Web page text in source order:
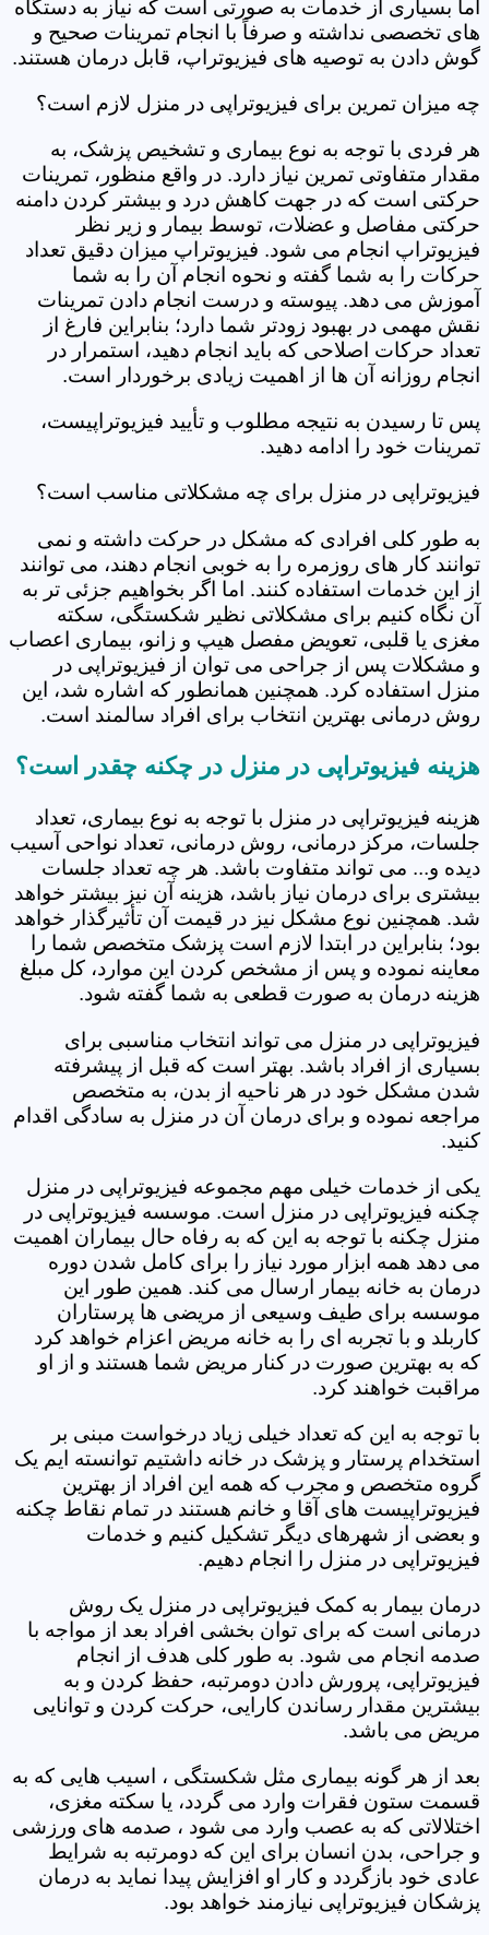
اما بسیاری از خدمات به صورتی است که نیاز به دستگاه
های تخصصی نداشته و صرفاً با انجام تمرینات صحیح و
گوش دادن به توصیه های فیزیوتراپ، قابل درمان هستند.
چه میزان تمرین برای فیزیوتراپی در منزل لازم است؟
هر فردی با توجه به نوع بیماری و تشخیص پزشک، به
مقدار متفاوتی تمرین نیاز دارد. در واقع منظور، تمرینات
حرکتی است که در جهت کاهش درد و بیشتر کردن دامنه
حرکتی مفاصل و عضلات، توسط بیمار و زیر نظر
فیزیوتراپ انجام می شود. فیزیوتراپ میزان دقیق تعداد
حرکات را به شما گفته و نحوه انجام آن را به شما
آموزش می دهد. پیوسته و درست انجام دادن تمرینات
نقش مهمی در بهبود زودتر شما دارد؛ بنابراین فارغ از
تعداد حرکات اصلاحی که باید انجام دهید، استمرار در
انجام روزانه آن ها از اهمیت زیادی برخوردار است.
پس تا رسیدن به نتیجه مطلوب و تأیید فیزیوتراپیست،
تمرینات خود را ادامه دهید.
فیزیوتراپی در منزل برای چه مشکلاتی مناسب است؟
به طور کلی افرادی که مشکل در حرکت داشته و نمی
توانند کار های روزمره را به خوبی انجام دهند، می توانند
از این خدمات استفاده کنند. اما اگر بخواهیم جزئی تر به
آن نگاه کنیم برای مشکلاتی نظیر شکستگی، سکته
مغزی یا قلبی، تعویض مفصل هیپ و زانو، بیماری اعصاب
و مشکلات پس از جراحی می توان از فیزیوتراپی در
منزل استفاده کرد. همچنین همانطور که اشاره شد، این
روش درمانی بهترین انتخاب برای افراد سالمند است.
هزینه فیزیوتراپی در منزل در چکنه چقدر است؟
هزینه فیزیوتراپی در منزل با توجه به نوع بیماری، تعداد
جلسات، مرکز درمانی، روش درمانی، تعداد نواحی آسیب
دیده و... می تواند متفاوت باشد. هر چه تعداد جلسات
بیشتری برای درمان نیاز باشد، هزینه آن نیز بیشتر خواهد
شد. همچنین نوع مشکل نیز در قیمت آن تأثیرگذار خواهد
بود؛ بنابراین در ابتدا لازم است پزشک متخصص شما را
معاینه نموده و پس از مشخص کردن این موارد، کل مبلغ
هزینه درمان به صورت قطعی به شما گفته شود.
فیزیوتراپی در منزل می تواند انتخاب مناسبی برای
بسیاری از افراد باشد. بهتر است که قبل از پیشرفته
شدن مشکل خود در هر ناحیه از بدن، به متخصص
مراجعه نموده و برای درمان آن در منزل به سادگی اقدام
کنید.
یکی از خدمات خیلی مهم مجموعه فیزیوتراپی در منزل
چکنه فیزیوتراپی در منزل است. موسسه فیزیوتراپی در
منزل چکنه با توجه به این که به رفاه حال بیماران اهمیت
می دهد همه ابزار مورد نیاز را برای کامل شدن دوره
درمان به خانه بیمار ارسال می کند. همین طور این
موسسه برای طیف وسیعی از مریضی ها پرستاران
کاربلد و با تجربه ای را به خانه مریض اعزام خواهد کرد
که به بهترین صورت در کنار مریض شما هستند و از او
مراقبت خواهند کرد.
با توجه به این که تعداد خیلی زیاد درخواست مبنی بر
استخدام پرستار و پزشک در خانه داشتیم توانسته ایم یک
گروه متخصص و مجرب که همه این افراد از بهترین
فیزیوتراپیست های آقا و خانم هستند در تمام نقاط چکنه
و بعضی از شهرهای دیگر تشکیل کنیم و خدمات
فیزیوتراپی در منزل را انجام دهیم.
درمان بیمار به کمک فیزیوتراپی در منزل یک روش
درمانی است که برای توان بخشی افراد بعد از مواجه با
صدمه انجام می شود. به طور کلی هدف از انجام
فیزیوتراپی، پرورش دادن دومرتبه، حفظ کردن و به
بیشترین مقدار رساندن کارایی، حرکت کردن و توانایی
مریض می باشد.
بعد از هر گونه بیماری مثل شکستگی ، اسیب هایی که به
قسمت ستون فقرات وارد می گردد، یا سکته مغزی،
اختلالاتی که به عصب وارد می شود ، صدمه های ورزشی
و جراحی، بدن انسان برای این که دومرتبه به شرایط
عادی خود بازگردد و کار او افزایش پیدا نماید به درمان
پزشکان فیزیوتراپی نیازمند خواهد بود.